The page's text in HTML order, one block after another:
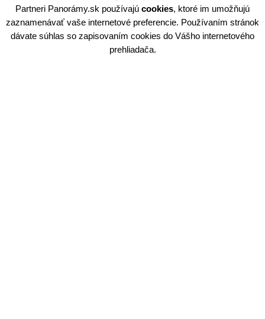
Partneri Panorámy.sk používajú cookies, ktoré im umožňujú
zaznamenávať vaše internetové preferencie. Používaním stránok
dávate súhlas so zapisovaním cookies do Vášho internetového
prehliadača.